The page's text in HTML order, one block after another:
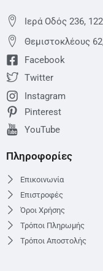
Ιερά Οδός 236,
Θεμιστoκλέους
Facebook
Twitter
Instagram
Pinterest
YouTube
Πληροφορίες
Επικοινωνία
Επιστροφές
Όροι Χρήσης
Τρόποι Πληρωμής
Τρόποι Αποστολής